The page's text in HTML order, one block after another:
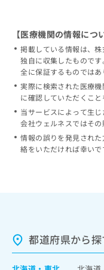
【医療機関の情報につ
掲載している情報は、
独自に収集したもので
全に保証するものではあ
実際に検索された医療
に確認していただくこと
当サービスによって生
会社ウェルネスではその
情報の誤りを発見された
絡をいただければ幸いで
都道府県から探